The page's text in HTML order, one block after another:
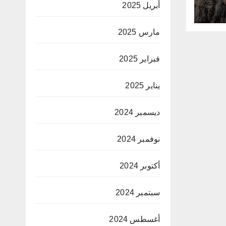
أبريل 2025
مارس 2025
فبراير 2025
يناير 2025
ديسمبر 2024
نوفمبر 2024
أكتوبر 2024
سبتمبر 2024
أغسطس 2024